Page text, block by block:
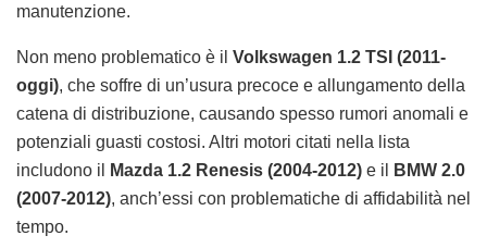
manutenzione.
Non meno problematico è il Volkswagen 1.2 TSI (2011-
oggi), che soffre di un’usura precoce e allungamento della
catena di distribuzione, causando spesso rumori anomali e
potenziali guasti costosi. Altri motori citati nella lista
includono il
Mazda 1.2 Renesis (2004-2012) e il
BMW 2.0
(2007-2012), anch’essi con problematiche di affidabilità nel
tempo.